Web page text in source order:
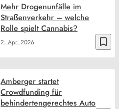
bookmark_border
2. Apr. 2026
Mehr Drogenunfälle im
Straßenverkehr – welche
Rolle spielt Cannabis?
Amberger startet
Crowdfunding für
behindertengerechtes Auto